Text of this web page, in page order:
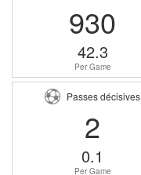
930
42.3
Per Game
Passes décisives
2
0.1
Per Game